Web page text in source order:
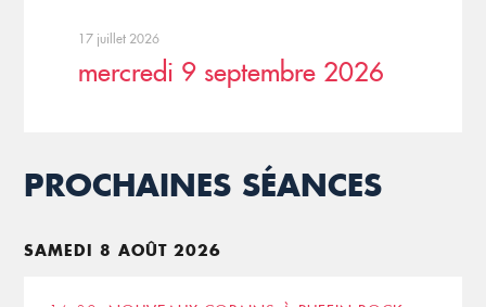
17 juillet 2026
mercredi 9 septembre 2026
PROCHAINES SÉANCES
SAMEDI 8 AOÛT 2026